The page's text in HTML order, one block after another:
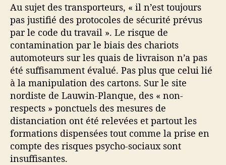
Au sujet des transporteurs, « il n’est toujours
pas justifié des protocoles de sécurité prévus
par le code du travail ». Le risque de
contamination par le biais des chariots
automoteurs sur les quais de livraison n’a pas
été suffisamment évalué. Pas plus que celui lié
à la manipulation des cartons. Sur le site
nordiste de Lauwin-Planque, des « non-
respects » ponctuels des mesures de
distanciation ont été relevées et partout les
formations dispensées tout comme la prise en
compte des risques psycho-sociaux sont
insuffisantes.